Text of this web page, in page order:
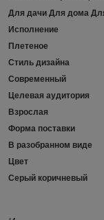
Для дачи Для дома
Исполнение
Плетеное
Стиль дизайна
Современный
Целевая аудитория
Взрослая
Форма поставки
В разобранном виде
Цвет
Серый коричневый